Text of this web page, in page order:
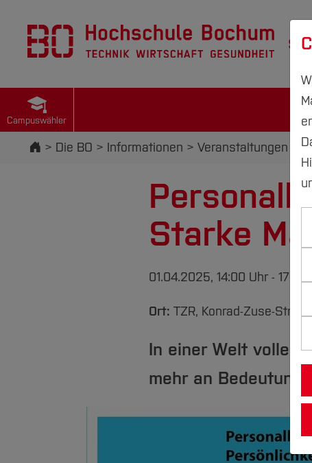
Campuswähler
Startseite
Die BO Informationen Veranstaltungen
Starke
01.04.2025, 14:00 Uhr - 17:00
Ort: TZR, Konrad-Zuse-Str.
In einer Welt voller
mehr an Bedeutung.